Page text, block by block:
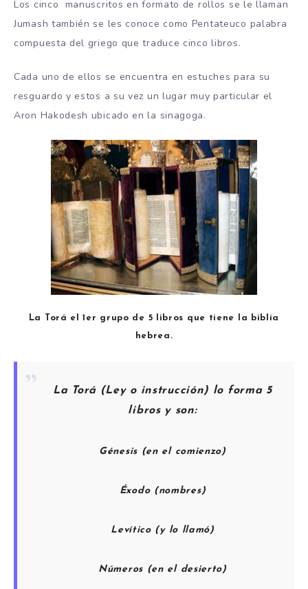
Los cinco manuscritos en formato de rollos se le llaman
Jumash también se les conoce como Pentateuco palabra
compuesta del griego que traduce cinco libros.
Cada uno de ellos se encuentra en estuches para su
resguardo y estos a su vez un lugar muy particular el
Aron Hakodesh ubicado en la sinagoga.
La Torá el 1er grupo de 5 libros que tiene la biblia
hebrea.
La Torá (Ley o instrucción) lo forma 5
libros y son:
Génesis (en el comienzo)
Éxodo (nombres)
Levítico (y lo llamó)
Números (en el desierto)